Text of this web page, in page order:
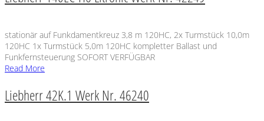
stationär auf Funkdamentkreuz 3,8 m 120HC, 2x Turmstück 10,0m
120HC 1x Turmstück 5,0m 120HC kompletter Ballast und
Funkfernsteuerung SOFORT VERFÜGBAR
Read More
Liebherr 42K.1 Werk Nr. 46240